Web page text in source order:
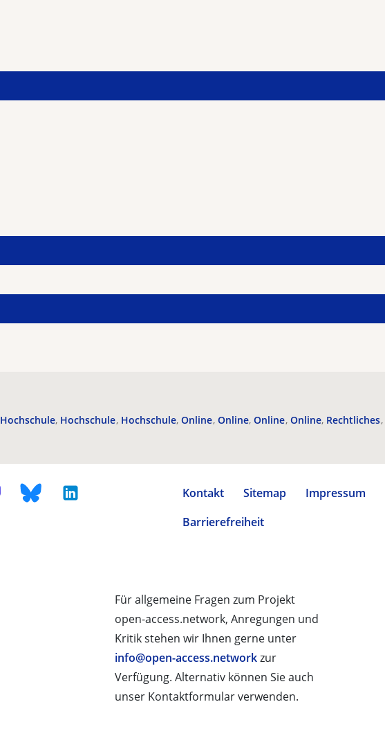
Hochschule Hochschule Hochschule Online Online Online Online Rechtliches
Kontakt Sitemap Impressum
Barrierefreiheit
Für allgemeine Fragen zum Projekt
open-access.network, Anregungen und
Kritik stehen wir Ihnen gerne unter
info@open-access.networkzur
Verfügung. Alternativ können Sie auch
unser Kontaktformular verwenden.